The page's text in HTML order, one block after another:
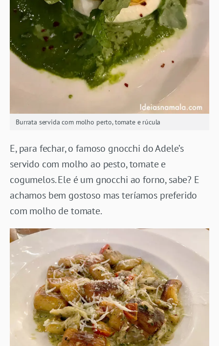
Burrata servida com molho perto, tomate e rúcula
E, para fechar, o famoso gnocchi do Adele’s
servido com molho ao pesto, tomate e
cogumelos. Ele é um gnocchi ao forno, sabe? E
achamos bem gostoso mas teríamos preferido
com molho de tomate.